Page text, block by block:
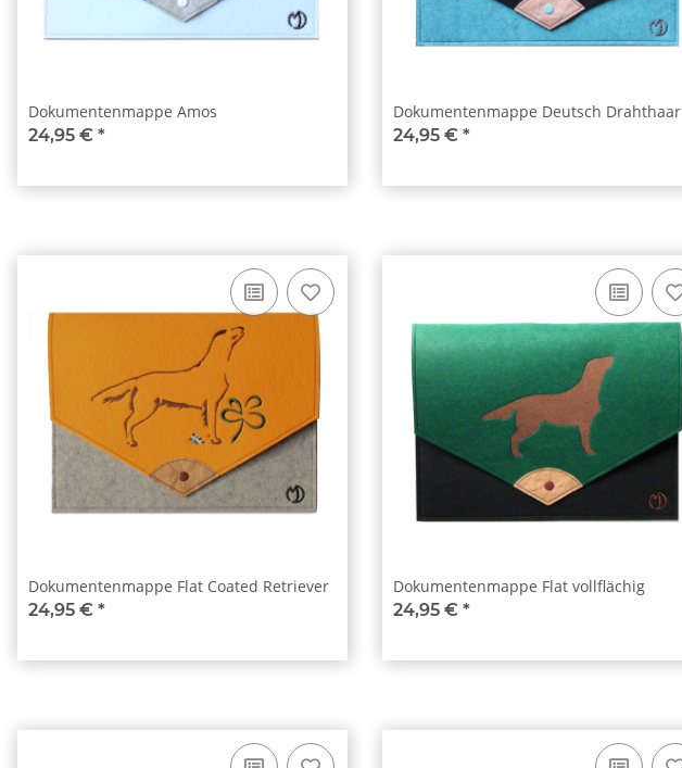
Dokumentenmappe Amos
24,95 € *
Dokumentenmappe Deutsch Drahthaar
24,95 € *
Dokumentenmappe Flat Coated Retriever
24,95 € *
Dokumentenmappe Flat vollflächig
24,95 € *